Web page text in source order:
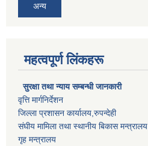
अन्य
महत्वपूर्ण लिंकहरू
सुरक्षा तथा न्याय सम्बन्धी जानकारी
वृत्ति मार्गनिर्देशन
जिल्ला प्रशासन कार्यालय,रुपन्देही
संघीय मामिला तथा स्थानीय बिकास मन्त्रालय
गृह मन्त्रालय